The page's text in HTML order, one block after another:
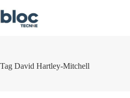
to
content
Tag David Hartley-Mitchell